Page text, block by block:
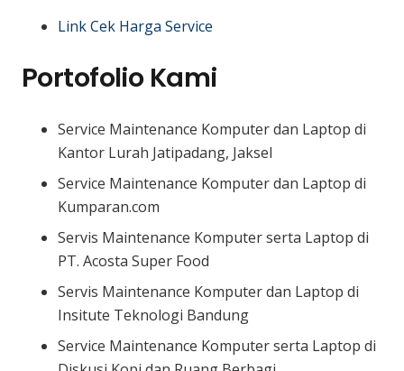
Link Cek Harga Service
Portofolio Kami
Service Maintenance Komputer dan Laptop di
Kantor Lurah Jatipadang, Jaksel
Service Maintenance Komputer dan Laptop di
Kumparan.com
Servis Maintenance Komputer serta Laptop di
PT. Acosta Super Food
Servis Maintenance Komputer dan Laptop di
Insitute Teknologi Bandung
Service Maintenance Komputer serta Laptop di